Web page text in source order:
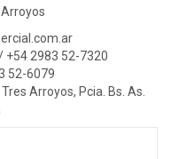
+54 2983 52-7320
52-6079
Arroyos, Pcia. Bs. As.